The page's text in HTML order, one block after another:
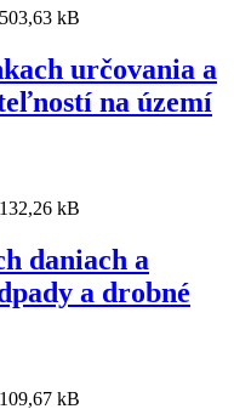
kB
určovania a
na území
kB
daniach a
a drobné
kB